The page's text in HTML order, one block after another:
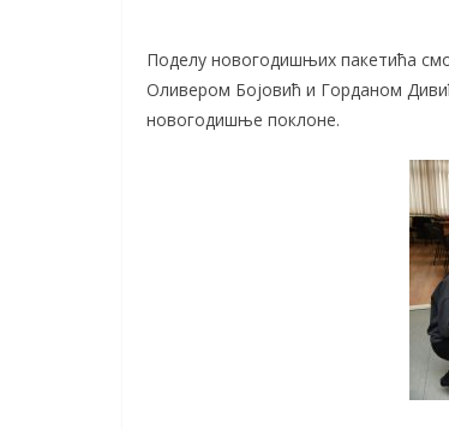
Поделу новогодишњих пакетића
Оливером Бојовић и Горданом
новогодишње поклоне.